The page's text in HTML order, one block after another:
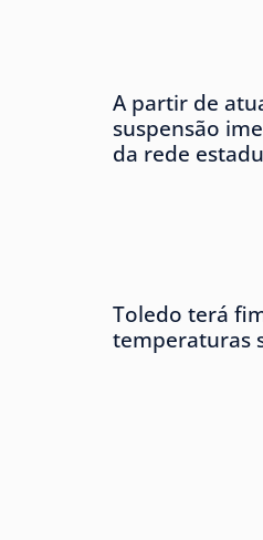
A partir de
suspensão
da rede
Toledo terá
temperaturas